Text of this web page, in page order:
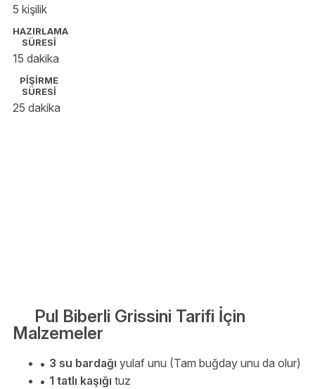
5 kişilik
HAZIRLAMA
SÜRESİ
15 dakika
PİŞİRME
SÜRESİ
25 dakika
Pul Biberli Grissini Tarifi İçin
Malzemeler
3 su bardağı yulaf unu (Tam buğday unu da olur)
1 tatlı kaşığı tuz